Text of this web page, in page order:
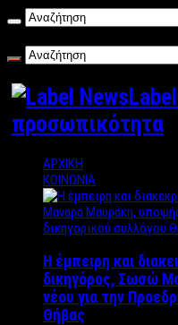
προσωπικότητα
ΑΡΧΙΚΗ
ΚΟΙΝΩΝΙΑ
Η έμπειρη και
δικηγόρος, Σωσώ
νέου για την
Θήβας